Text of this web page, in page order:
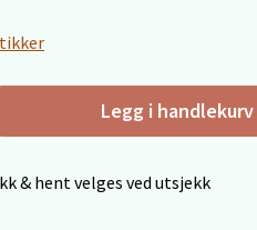
Legg i handlekurv
& hent velges ved utsjekk